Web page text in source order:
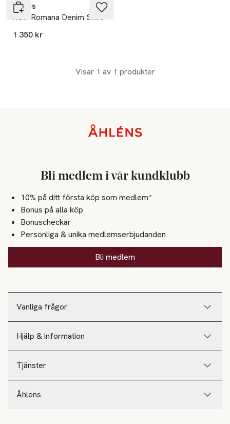
Guess
New Romana Denim Skirt
1 350 kr
Visar 1 av 1 produkter
Vanliga frågor
Hjälp & information
Tjänster
Åhlens
Bli medlem i vår kundklubb
10% på ditt första köp som medlem*
Bonus på alla köp
Bonuscheckar
Personliga & unika medlemserbjudanden
Bli medlem